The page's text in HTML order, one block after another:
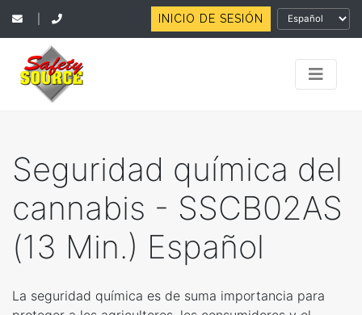
INICIO DE SESIÓN
Seguridad química del
cannabis - SSCB02AS
(13 Min.) Español
La seguridad química es de suma importancia para